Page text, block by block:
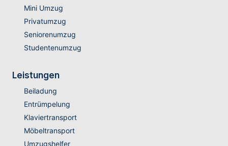
Mini Umzug
Privatumzug
Seniorenumzug
Studentenumzug
Leistungen
Beiladung
Entrümpelung
Klaviertransport
Möbeltransport
Umzugshelfer